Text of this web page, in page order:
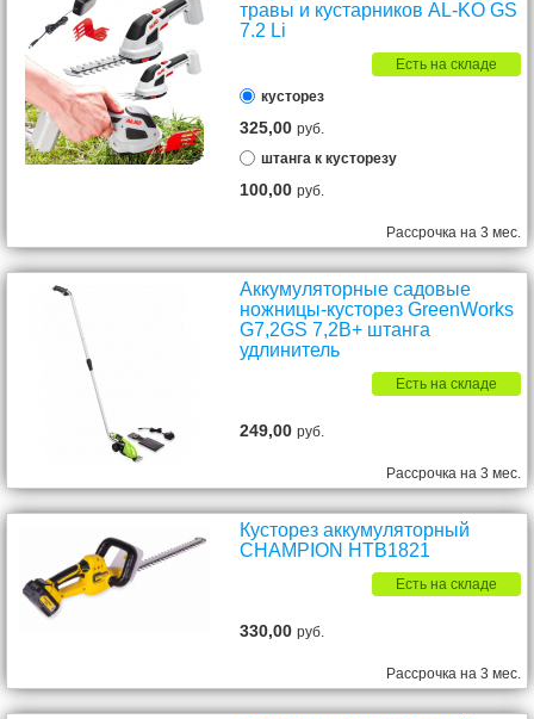
травы и кустарников AL-KO GS
7.2 Li
Есть на складе
кусторез
325,00руб.
штанга к кусторезу
100,00руб.
Рассрочка на 3 мес.
Аккумуляторные садовые
ножницы-кусторез GreenWorks
G7,2GS 7,2В+ штанга
удлинитель
Есть на складе
249,00руб.
Рассрочка на 3 мес.
Кусторез аккумуляторный
CHAMPION HTB1821
Есть на складе
330,00руб.
Рассрочка на 3 мес.